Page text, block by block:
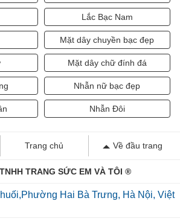
Lắc Bạc Nam
Mặt dây chuyền bạc đẹp
Mặt dây chữ đính đá
Nhẫn nữ bạc đẹp
Nhẫn Đôi
Trang chủ Về đầu trang
TRANG SỨC EM VÀ TÔI ®
Hai Bà Trưng, Hà Nội, Việt